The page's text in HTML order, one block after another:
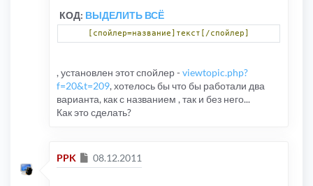
КОД: ВЫДЕЛИТЬ ВСЁ
[спойлер=название]текст[/спойлер]
, установлен этот спойлер -viewtopic.php?
f=20&t=209, хотелось бы что бы работали два
варианта, как с названием , так и без него...
Как это сделать?
PPK Сообщение
08.12.2011